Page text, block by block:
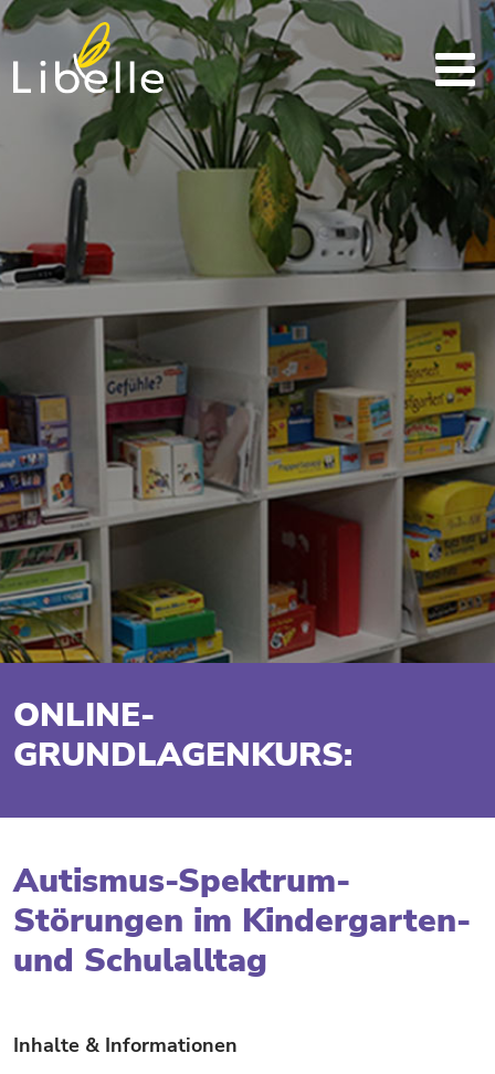
ONLINE-
GRUNDLAGENKURS:
Autismus-Spektrum-
Störungen im Kindergarten-
und Schulalltag
Inhalte & Informationen